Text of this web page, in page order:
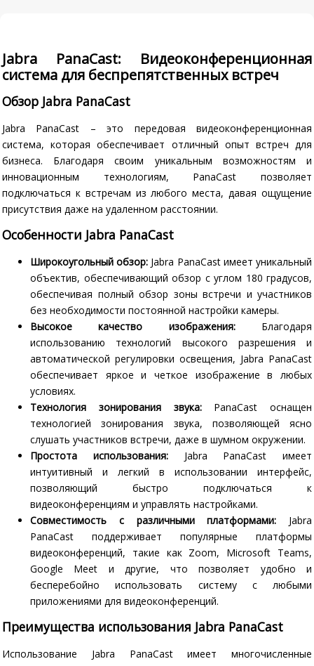
Jabra PanaCast: Видеоконференционная
система для беспрепятственных встреч
Обзор Jabra PanaCast
Jabra PanaCast – это передовая видеоконференционная
система, которая обеспечивает отличный опыт встреч для
бизнеса. Благодаря своим уникальным возможностям и
инновационным технологиям, PanaCast позволяет
подключаться к встречам из любого места, давая ощущение
присутствия даже на удаленном расстоянии.
Особенности Jabra PanaCast
Широкоугольный обзор: Jabra PanaCast имеет уникальный
объектив, обеспечивающий обзор с углом 180 градусов,
обеспечивая полный обзор зоны встречи и участников
без необходимости постоянной настройки камеры.
Высокое качество изображения:Благодаря
использованию технологий высокого разрешения и
автоматической регулировки освещения, Jabra PanaCast
обеспечивает яркое и четкое изображение в любых
условиях.
Технология зонирования звука:PanaCast оснащен
технологией зонирования звука, позволяющей ясно
слушать участников встречи, даже в шумном окружении.
Простота использования:Jabra PanaCast имеет
интуитивный и легкий в использовании интерфейс,
позволяющий быстро подключаться к
видеоконференциям и управлять настройками.
Совместимость с различными платформами: Jabra
PanaCast поддерживает популярные платформы
видеоконференций, такие как Zoom, Microsoft Teams,
Google Meet и другие, что позволяет удобно и
бесперебойно использовать систему с любыми
приложениями для видеоконференций.
Преимущества использования Jabra PanaCast
Использование Jabra PanaCast имеет многочисленные